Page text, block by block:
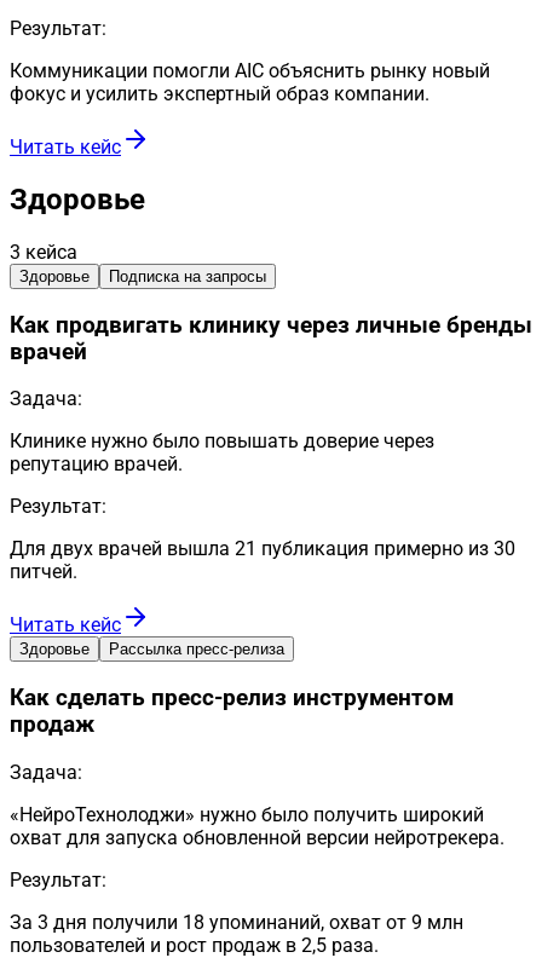
Результат:
Коммуникации помогли AIC объяснить рынку новый
фокус и усилить экспертный образ компании.
Читать кейс
Здоровье
3 кейса
Здоровье Подписка на запросы
Как продвигать клинику через личные бренды
врачей
Задача:
Клинике нужно было повышать доверие через
репутацию врачей.
Результат:
Для двух врачей вышла 21 публикация примерно из 30
питчей.
Читать кейс
Здоровье Рассылка пресс-релиза
Как сделать пресс-релиз инструментом
продаж
Задача:
«НейроТехнолоджи» нужно было получить широкий
охват для запуска обновленной версии нейротрекера.
Результат:
За 3 дня получили 18 упоминаний, охват от 9 млн
пользователей и рост продаж в 2,5 раза.